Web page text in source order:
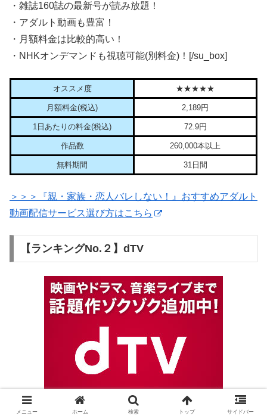
・雑誌160誌の最新号が読み放題！
・アダルト動画も豊富！
・月額料金は比較的高い！
・NHKオンデマンドも視聴可能(別料金)！[/su_box]
オススメ度 ★★★★★
月額料金(税込) 2,189円
1日あたりの料金(税込) 72.9円
作品数 260,000本以上
無料期間 31日間
＞＞＞『親・家族・恋人バレしない！』おすすめアダルト
動画配信サービス選び方はこちら
【ランキングNo.２】dTV
メニュー ホーム 検索 トップ サイドバー